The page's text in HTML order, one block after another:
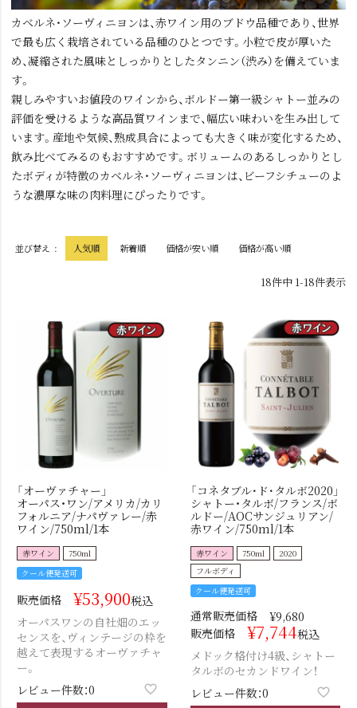
カベルネ・ソーヴィニヨンは、赤ワイン用のブドウ品種であり、世界
で最も広く栽培されている品種のひとつです。小粒で皮が厚いた
め、凝縮された風味としっかりとしたタンニン（渋み）を備えていま
す。
親しみやすいお値段のワインから、ボルドー第一級シャトー並みの
評価を受けるような高品質ワインまで、幅広い味わいを生み出して
います。産地や気候、熟成具合によっても大きく味が変化するため、
飲み比べてみるのもおすすめです。ボリュームのあるしっかりとし
たボディが特徴のカベルネ・ソーヴィニヨンは、ビーフシチューのよ
うな濃厚な味の肉料理にぴったりです。
並び替え 人気順 新着順 価格が安い順 価格が高い順
18件中 1-18件表示
「オーヴァチャー」
オーパス・ワン/アメリカ/カリ
フォルニア/ナパヴァレー/赤
ワイン/750ml/1本
赤ワイン
750ml
クール便発送可
販売価格 ¥53,900税込
オーパスワンの自社畑のエッ
センスを、ヴィンテージの枠を
越えて表現するオーヴァチャ
ー。
レビュー件数：0
「コネタブル･ド･タルボ2020」
シャトー・タルボ/フランス/ボ
ルドー/AOCサンジュリアン/
赤ワイン/750ml/1本
赤ワイン 750ml
2020
フルボディ
クール便発送可
通常販売価格 ¥9,680
販売価格
¥7,744税込
メドック格付け4級、シャトー
タルボのセカンドワイン！
レビュー件数：0